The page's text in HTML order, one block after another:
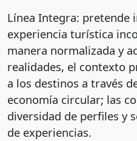
Línea Integra: pretende
experiencia turística
manera normalizada y
realidades, el contexto
a los destinos a través
economía circular; las
diversidad de perfiles y
de experiencias.